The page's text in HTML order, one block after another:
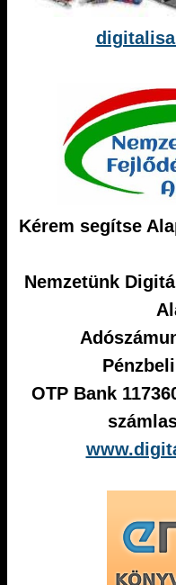
Kérem segítse
Nemzetünk
OTP Bank